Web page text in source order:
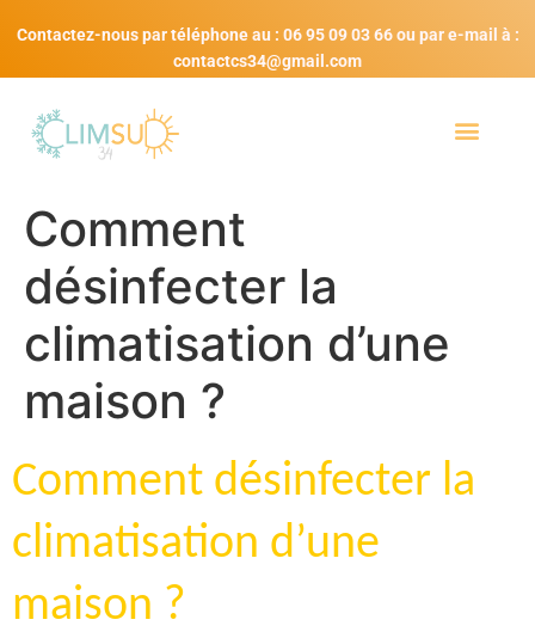
Contactez-nous par téléphone au : 06 95 09 03 66 ou par e-mail à :
contactcs34@gmail.com
Comment
désinfecter la
climatisation d’une
maison ?
Comment désinfecter la
climatisation d’une
maison ?